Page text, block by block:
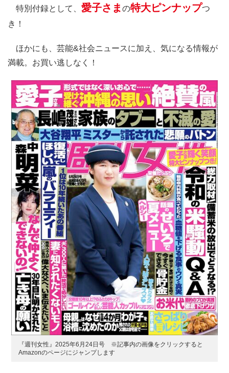
特別付録として、 愛子さま の特大ピンナップつ
き！
ほかにも、芸能&社会ニュースに加え、気になる情報が
満載。お買い逃しなく！
『週刊女性』2025年6月24日号 ※記事内の画像をクリックすると
Amazonのページにジャンプします